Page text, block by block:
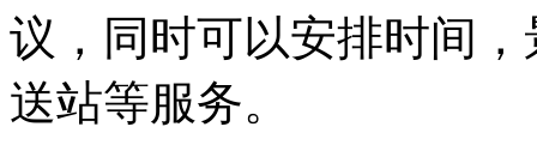
议，同时可以安排时间
送站等服务。